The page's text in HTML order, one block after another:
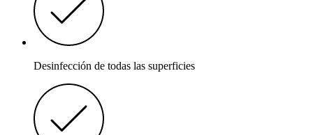
Desinfección de todas las superficies